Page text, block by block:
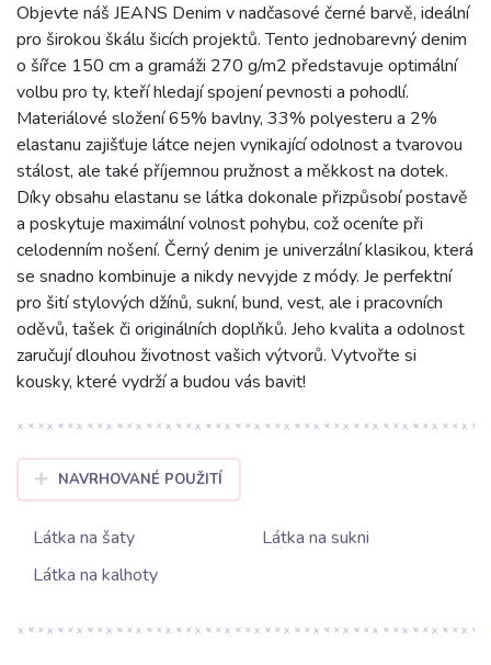
Objevte náš JEANS Denim v nadčasové černé barvě, ideální
pro širokou škálu šicích projektů. Tento jednobarevný denim
o šířce 150 cm a gramáži 270 g/m2 představuje optimální
volbu pro ty, kteří hledají spojení pevnosti a pohodlí.
Materiálové složení 65% bavlny, 33% polyesteru a 2%
elastanu zajišťuje látce nejen vynikající odolnost a tvarovou
stálost, ale také příjemnou pružnost a měkkost na dotek.
Díky obsahu elastanu se látka dokonale přizpůsobí postavě
a poskytuje maximální volnost pohybu, což oceníte při
celodenním nošení. Černý denim je univerzální klasikou, která
se snadno kombinuje a nikdy nevyjde z módy. Je perfektní
pro šití stylových džínů, sukní, bund, vest, ale i pracovních
oděvů, tašek či originálních doplňků. Jeho kvalita a odolnost
zaručují dlouhou životnost vašich výtvorů. Vytvořte si
kousky, které vydrží a budou vás bavit!
NAVRHOVANÉ POUŽITÍ
Látka na šaty
Látka na sukni
Látka na kalhoty